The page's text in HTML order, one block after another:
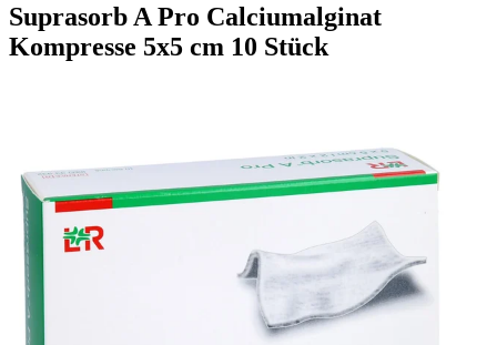
Suprasorb A Pro Calciumalginat
Kompresse 5x5 cm 10 Stück